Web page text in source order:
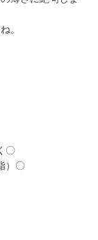
。
）〇